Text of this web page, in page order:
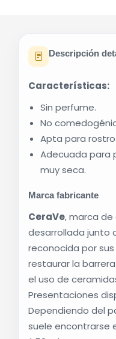
¿Qué necesidad
Resequedad.
Sensación de
Pérdida de
Debilitamiento de
pérdida de
Beneficios
Hidratación de
Ayuda a restaurar
cutánea.
Contiene3
EOP).
Enriquecida con
a retener la
Descripción
Características:
Sin perfume.
No
Apta para
Adecuada para
muy seca.
Marca fabricante
CeraVe, marca
desarrollada junto
reconocida por
restaurar la
el uso de
Presentaciones
Dependiendo del
suele encontrarse